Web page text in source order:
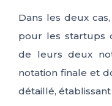
Dans les deux
pour les startups
de leurs deux
notation finale et
détaillé,